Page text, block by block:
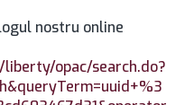
nostru online
opac/search.do?